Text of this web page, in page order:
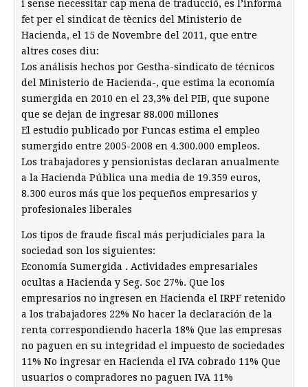
i sense necessitar cap mena de traducció, es l’informa
fet per el sindicat de tècnics del Ministerio de
Hacienda, el 15 de Novembre del 2011, que entre
altres coses diu:
Los análisis hechos por Gestha-sindicato de técnicos
del Ministerio de Hacienda-, que estima la economía
sumergida en 2010 en el 23,3% del PIB, que supone
que se dejan de ingresar 88.000 millones
El estudio publicado por Funcas estima el empleo
sumergido entre 2005-2008 en 4.300.000 empleos.
Los trabajadores y pensionistas declaran anualmente
a la Hacienda Pública una media de 19.359 euros,
8.300 euros más que los pequeños empresarios y
profesionales liberales
Los tipos de fraude fiscal más perjudiciales para la
sociedad son los siguientes:
Economía Sumergida . Actividades empresariales
ocultas a Hacienda y Seg. Soc 27%. Que los
empresarios no ingresen en Hacienda el IRPF retenido
a los trabajadores 22% No hacer la declaración de la
renta correspondiendo hacerla 18% Que las empresas
no paguen en su integridad el impuesto de sociedades
11% No ingresar en Hacienda el IVA cobrado 11% Que
usuarios o compradores no paguen IVA 11%